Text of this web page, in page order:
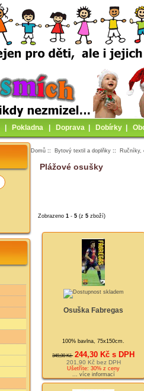
Pokladna Doprava Dobírky
Domů :: Bytový textil a doplňky :: Ručníky,
Plážové osušky
Zobrazeno 1 - 5(z 5zboží)
Osuška Fabregas
100% bavlna, 75x150cm.
349,00 Kč 244,30 Kč s DPH
201,90 Kč bez DPH
Ušetříte: 30% z ceny
... více informací